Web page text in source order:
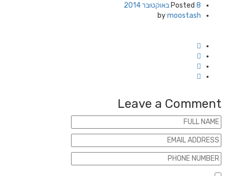
Posted 8 באוקטובר 2014
bymoostash
Leave a Comment